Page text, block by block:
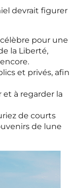
devrait figurer
pour une
la Liberté,
et privés, afin
et à regarder la
de courts
de lune